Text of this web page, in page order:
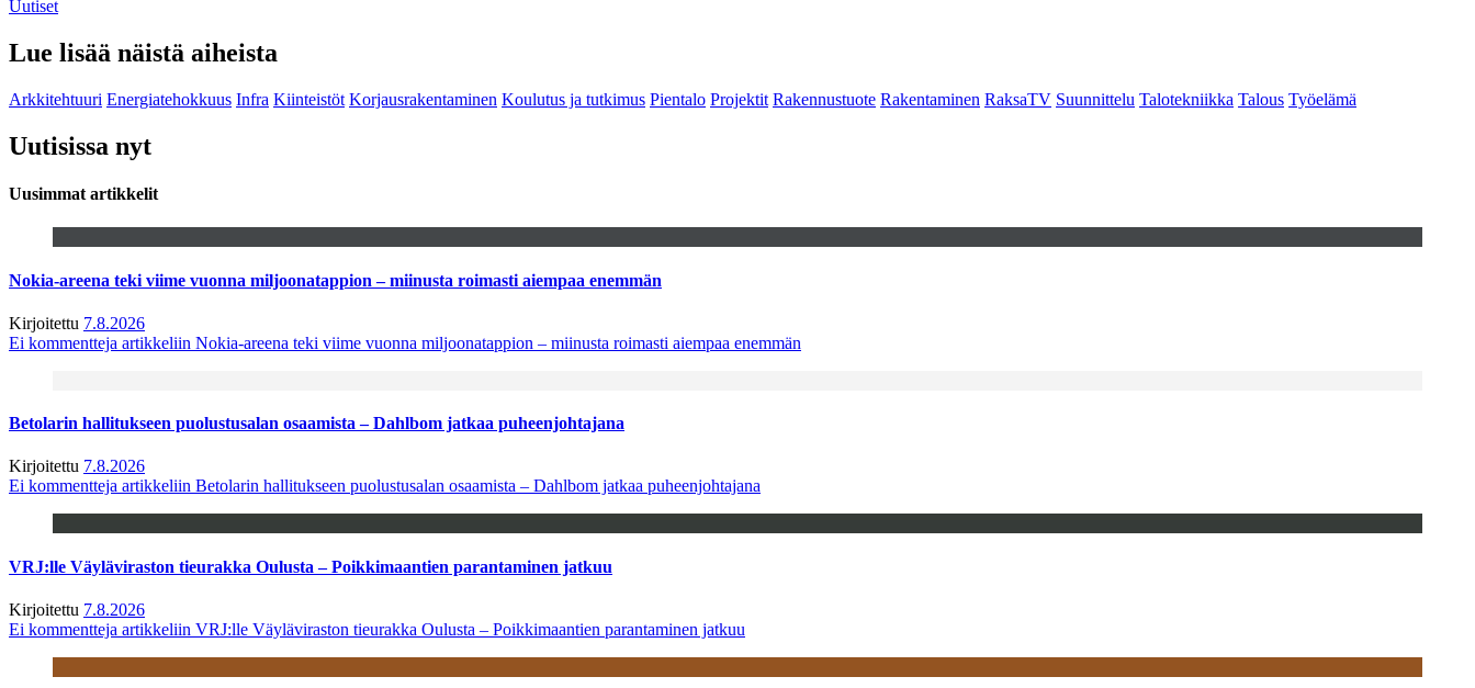
Uutiset
Lue lisää näistä aiheista
Arkkitehtuuri Energiatehokkuus Infra Kiinteistöt Korjausrakentaminen Koulutus ja tutkimus Pientalo Projektit Rakennustuote Rakentaminen RaksaTV Suunnittelu Talotekniikka Talous Työelämä
Uutisissa nyt
Uusimmat artikkelit
Nokia-areena teki viime vuonna miljoonatappion – miinusta roimasti aiempaa enemmän
Kirjoitettu 7.8.2026
Ei kommentteja artikkeliin Nokia-areena teki viime vuonna miljoonatappion – miinusta roimasti aiempaa enemmän
Betolarin hallitukseen puolustusalan osaamista – Dahlbom jatkaa puheenjohtajana
Kirjoitettu 7.8.2026
Ei kommentteja artikkeliin Betolarin hallitukseen puolustusalan osaamista – Dahlbom jatkaa puheenjohtajana
VRJ:lle Väyläviraston tieurakka Oulusta – Poikkimaantien parantaminen jatkuu
Kirjoitettu 7.8.2026
Ei kommentteja artikkeliin VRJ:lle Väyläviraston tieurakka Oulusta – Poikkimaantien parantaminen jatkuu